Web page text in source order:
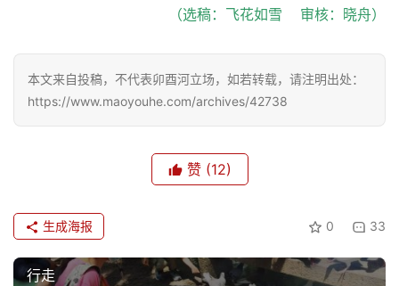
（选稿：飞花如雪 审核：晓舟）
本文来自投稿，不代表卯酉河立场，如若转载，请注明出处：
https://www.maoyouhe.com/archives/42738
赞 (12)
0 33
生成海报
行走